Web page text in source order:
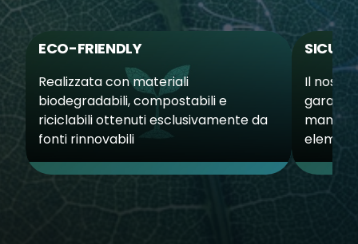
ECO-FRIENDLY
Realizzata con materiali
biodegradabili, compostabili e
riciclabili ottenuti esclusivamente da
fonti rinnovabili
SICURA
Il